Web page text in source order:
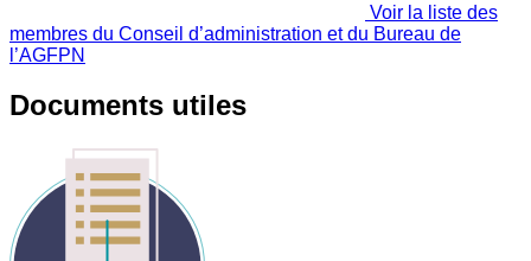
Voir la liste des
membres du Conseil d’administration et du Bureau de
l’AGFPN
Documents utiles